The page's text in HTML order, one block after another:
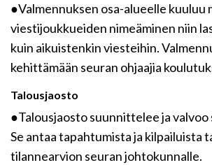
●Valmennuksen osa-alueelle kuuluu
viestijoukkueiden nimeäminen niin
kuin aikuistenkin viesteihin.
kehittämään seuran ohjaajia
Talousjaosto
●Talousjaosto suunnittelee ja
Se antaa tapahtumista ja kilpailuista
tilannearvion seuran johtokunnalle.